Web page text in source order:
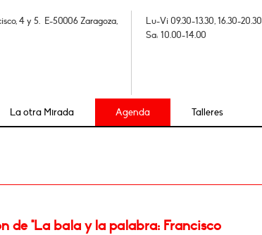
4 y 5. E-50006 Zaragoza,
Lu-Vi 09.30-13.30, 16.30-20.30
Sa: 10.00-14.00
La otra Mirada Agenda Talleres
de "La bala y la palabra: Francisco